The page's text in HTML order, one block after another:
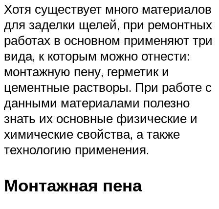
Хотя существует много материалов
для заделки щелей, при ремонтных
работах в основном применяют три
вида, к которым можно отнести:
монтажную пену, герметик и
цементные растворы. При работе с
данными материалами полезно
знать их основные физические и
химические свойства, а также
технологию применения.
Монтажная пена